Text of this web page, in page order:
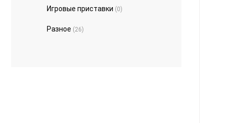
Игровые приставки (0)
Разное (26)